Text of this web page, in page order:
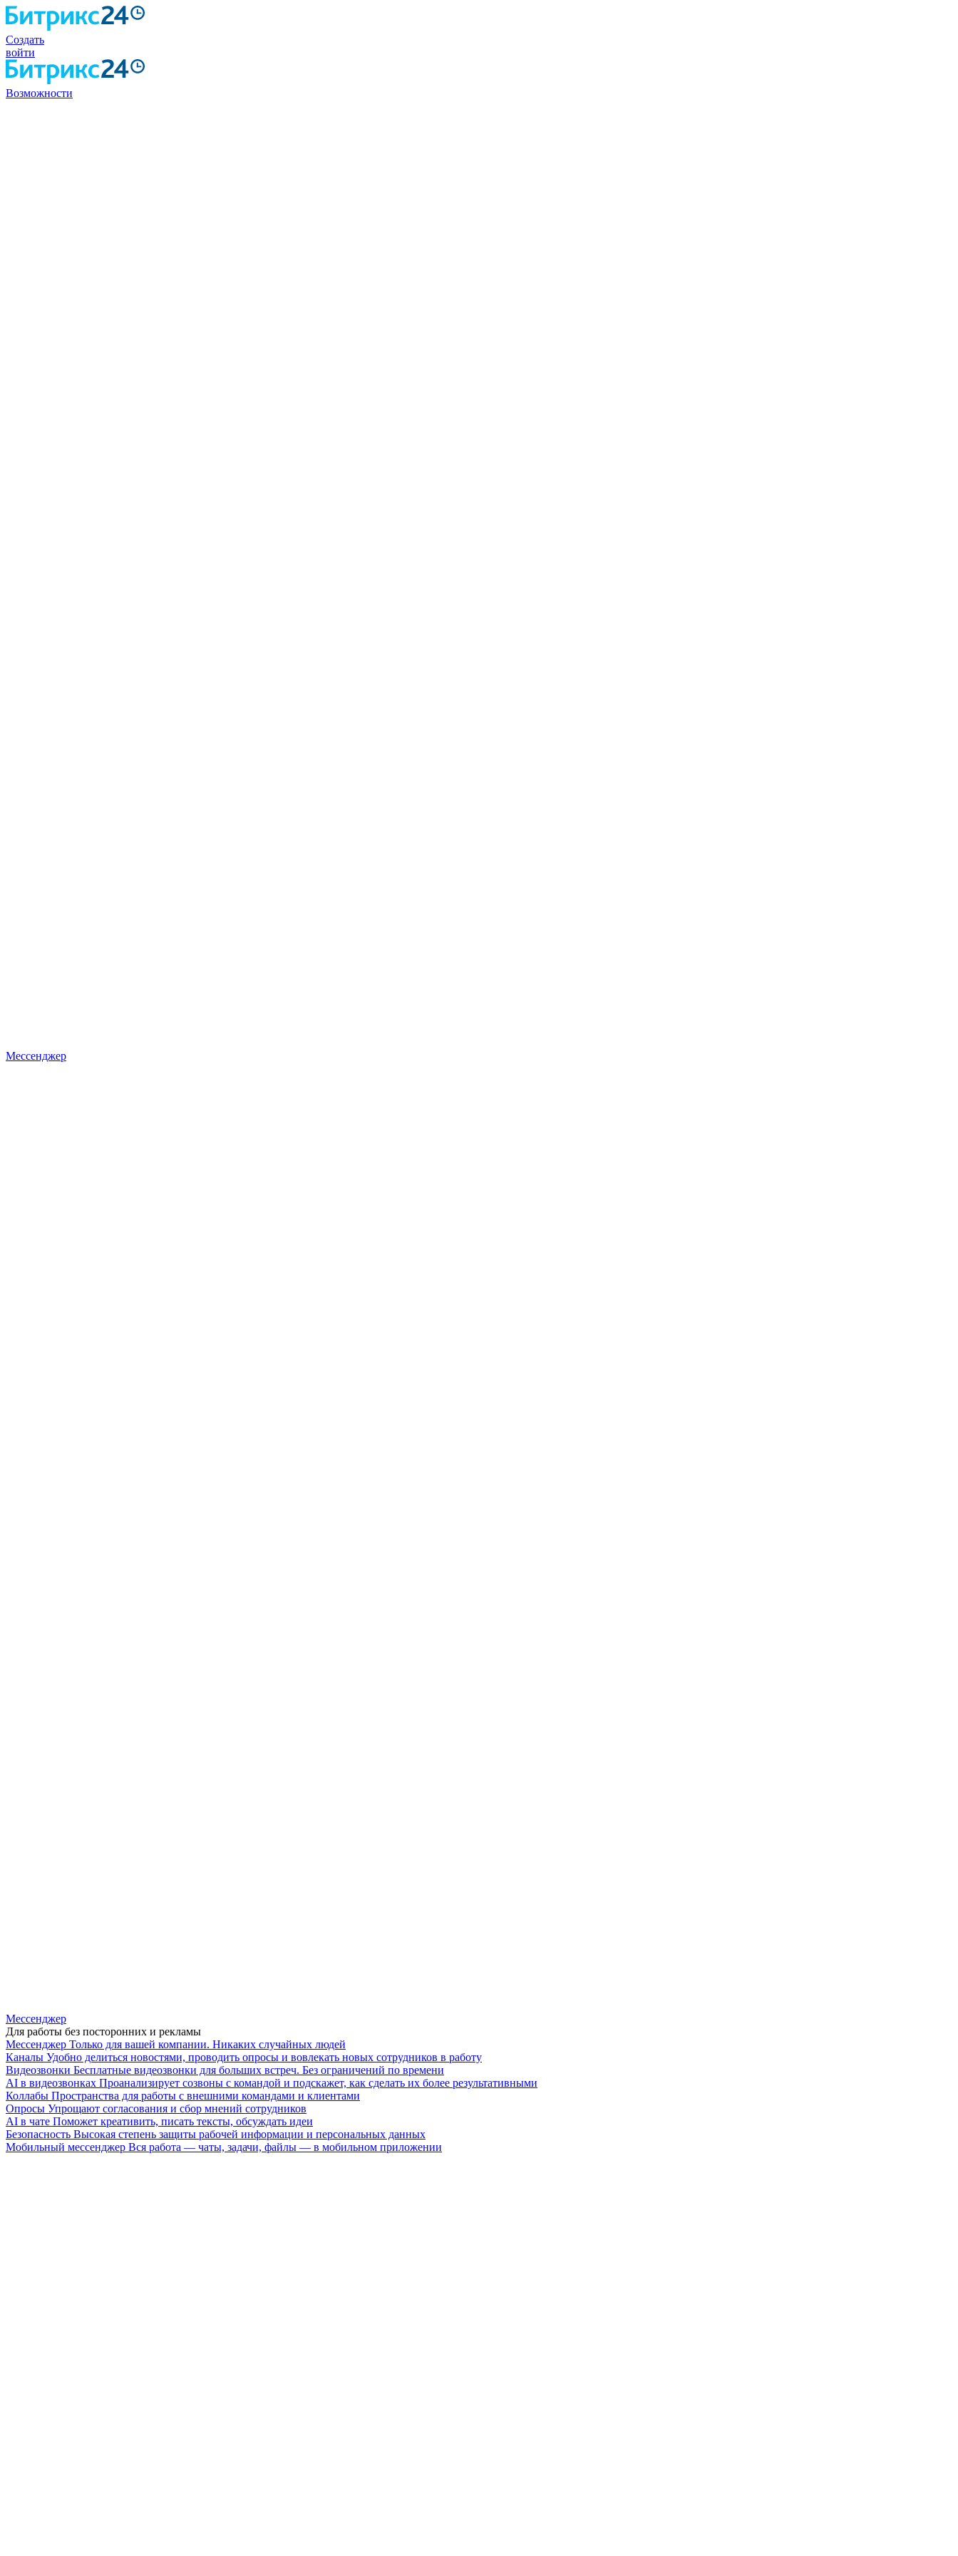
Создать
войти
Возможности
Мессенджер
Мессенджер
Для работы без посторонних и рекламы
Мессенджер Только для вашей компании. Никаких случайных людей
Каналы Удобно делиться новостями, проводить опросы и вовлекать новых сотрудников в работу
Видеозвонки Бесплатные видеозвонки для больших встреч. Без ограничений по времени
AI в видеозвонках Проанализирует созвоны с командой и подскажет, как сделать их более результативными
Коллабы Пространства для работы с внешними командами и клиентами
Опросы Упрощают согласования и сбор мнений сотрудников
AI в чате Поможет креативить, писать тексты, обсуждать идеи
Безопасность Высокая степень защиты рабочей информации и персональных данных
Мобильный мессенджер Вся работа — чаты, задачи, файлы — в мобильном приложении